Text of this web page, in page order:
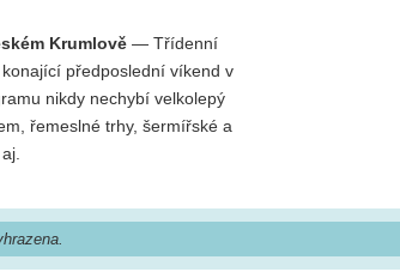
Krumlově — Třídenní
předposlední víkend v
nikdy nechybí velkolepý
řemeslné trhy, šermířské a